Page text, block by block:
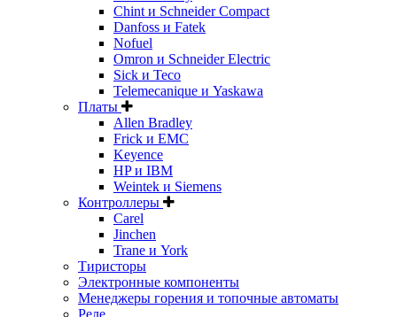
Chint и Schneider Compact
Danfoss и Fatek
Nofuel
Omron и Schneider Electric
Sick и Teco
Telemecanique и Yaskawa
Платы
Allen Bradley
Frick и EMC
Keyence
HP и IBM
Weintek и Siemens
Контроллеры
Carel
Jinchen
Trane и York
Тиристоры
Электронные компоненты
Менеджеры горения и топочные автоматы
Реле